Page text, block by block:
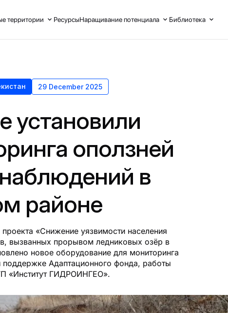
территории РесурсыНаращивание потенциала Библиотека
29 December 2025
установили
оползней
в
районе
«Снижение уязвимости населения
вызванных прорывом ледниковых озёр в
новое оборудование для мониторинга
Адаптационного фонда, работы
«Институт ГИДРОИНГЕО».